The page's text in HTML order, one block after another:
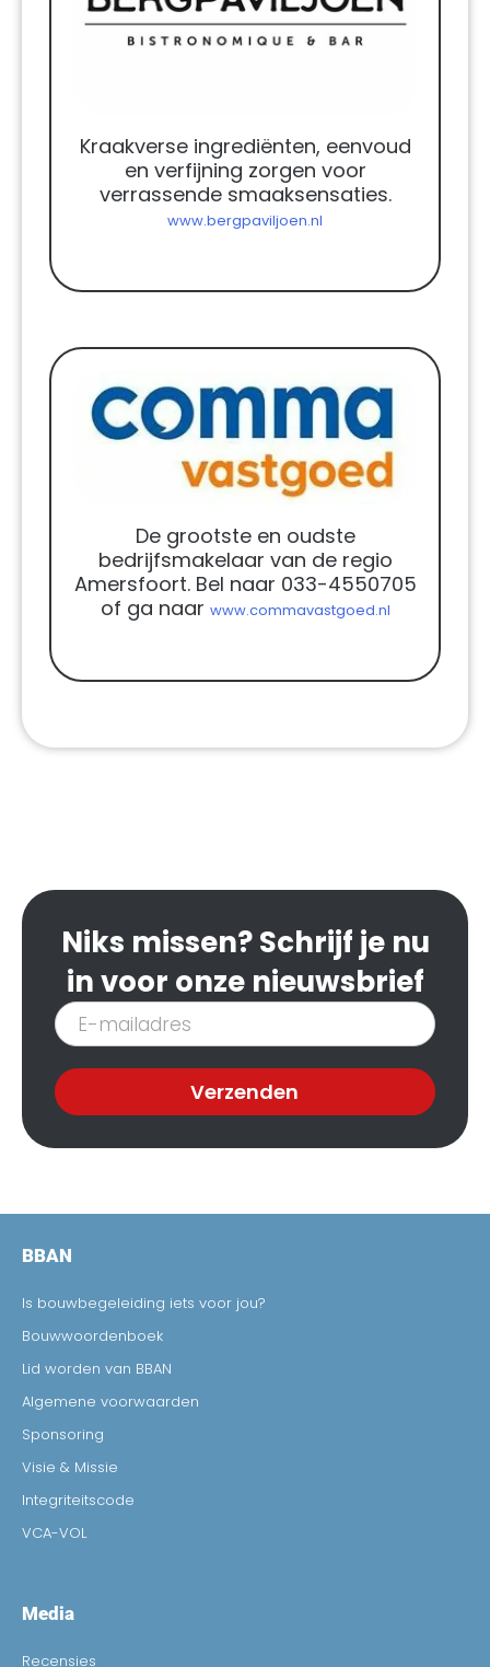
Kraakverse ingrediënten, eenvoud
en verfijning zorgen voor
verrassende smaaksensaties.
www.bergpaviljoen.nl
De grootste en oudste
bedrijfsmakelaar van de regio
Amersfoort. Bel naar 033-4550705
of ga naar www.commavastgoed.nl
Niks missen? Schrijf je nu
in voor onze nieuwsbrief
Inschrijven
nieuwsbrief
Verzenden
BBAN
Is bouwbegeleiding iets voor jou?
Bouwwoordenboek
Lid worden van BBAN
Algemene voorwaarden
Sponsoring
Visie & Missie
Integriteitscode
VCA-VOL
Media
Recensies